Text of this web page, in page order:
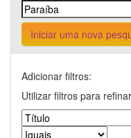
Iniciar uma nova
Adicionar filtros:
Utilizar filtros para